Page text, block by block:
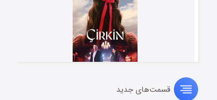
سریال زشتقسمت‌های جدید